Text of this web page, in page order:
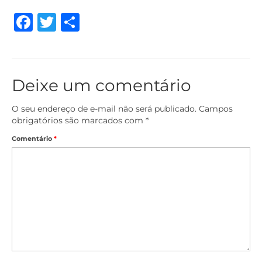
Facebook
Twitter
Deixe um comentário
O seu endereço de e-mail não será publicado. Campos
obrigatórios são marcados com *
Comentário *